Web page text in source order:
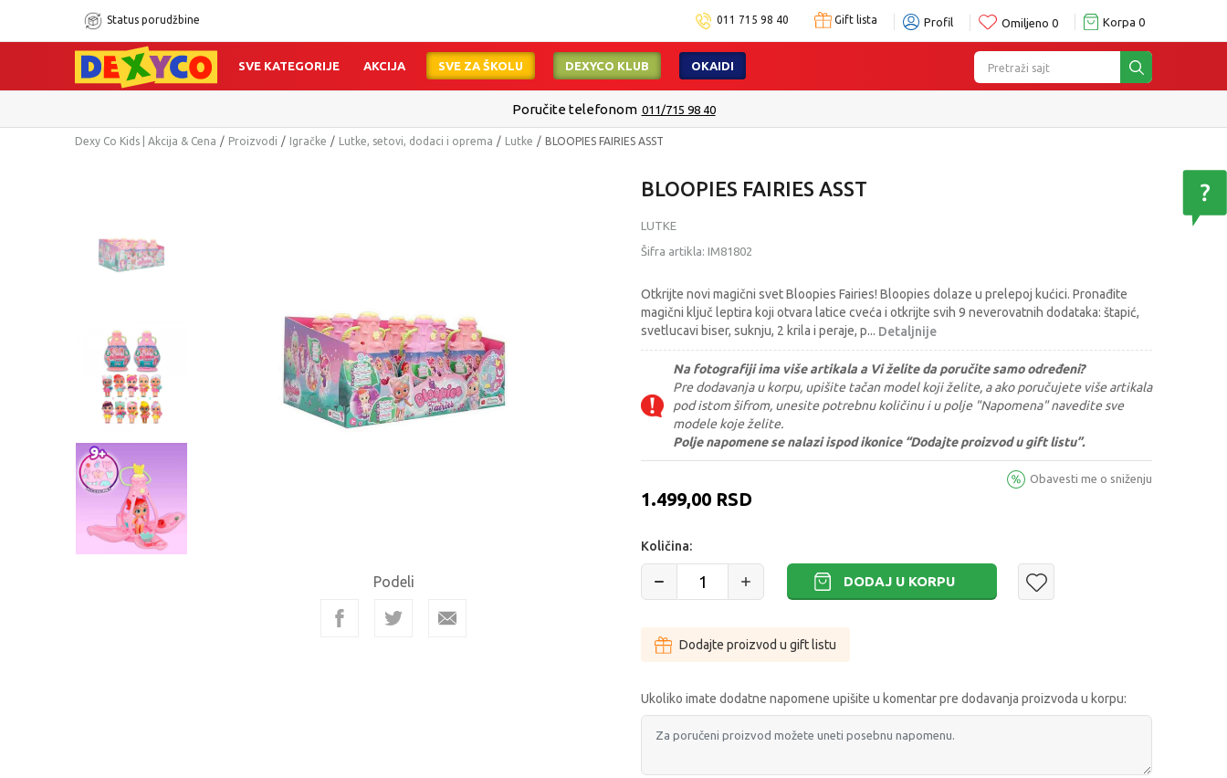
Status porudžbine 011 715 98 40 Gift lista Profil Omiljeno 0 Korpa 0
Pretraži sajt
SVE KATEGORIJE AKCIJA SVE ZA ŠKOLU DEXYCO KLUB OKAIDI
Poručite telefonom 011/715 98 40
Dexy Co Kids | Akcija & Cena Proizvodi Igračke Lutke, setovi, dodaci i oprema Lutke BLOOPIES FAIRIES ASST
Podeli
BLOOPIES FAIRIES ASST
LUTKE
Šifra artikla: IM81802
Otkrijte novi magični svet Bloopies Fairies! Bloopies dolaze u prelepoj kućici. Pronađite
magični ključ leptira koji otvara latice cveća i otkrijte svih 9 neverovatnih dodataka: štapić,
svetlucavi biser, suknju, 2 krila i peraje, p... Detaljnije
Na fotografiji ima više artikala a Vi želite da poručite samo određeni?
Pre dodavanja u korpu, upišite tačan model koji želite, a ako poručujete više artikala
pod istom šifrom, unesite potrebnu količinu i u polje "Napomena" navedite sve
modele koje želite.
Polje napomene se nalazi ispod ikonice “Dodajte proizvod u gift listu”.
1.499,00 RSD
Obavesti me o sniženju
Količina:
DODAJ U KORPU
Dodajte proizvod u gift listu
Ukoliko imate dodatne napomene upišite u komentar pre dodavanja proizvoda u korpu: